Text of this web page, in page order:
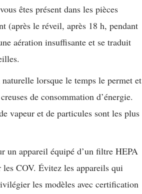
êtes présent dans les pièces
(après le réveil, après 18 h, pendant
aération insuffisante et se traduit
lorsque le temps le permet et
de consommation d’énergie.
vapeur et de particules sont les plus
un appareil équipé d’un filtre HEPA
COV. Évitez les appareils qui
les modèles avec certification